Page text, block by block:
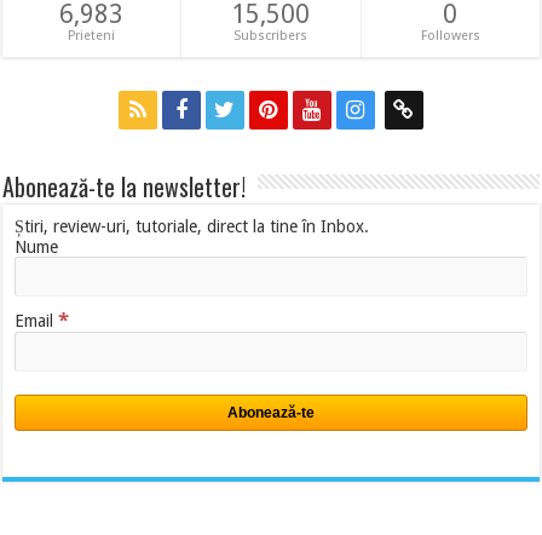
6,983
Prieteni
15,500
Subscribers
0
Followers
Abonează-te la newsletter!
Știri, review-uri, tutoriale, direct la tine în Inbox.
Nume
Email*